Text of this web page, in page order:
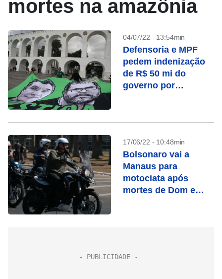
mortes na amazônia
04/07/22 - 13:54min
Defensoria e MPF
pedem indenização
de R$ 50 mi do
governo por
17/06/22 - 10:48min
Bolsonaro vai a
Manaus para
motociata após
mortes de Dom e